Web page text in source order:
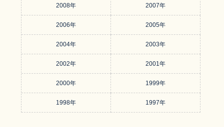
2008年 2007年
2006年 2005年
2004年 2003年
2002年 2001年
2000年 1999年
1998年 1997年